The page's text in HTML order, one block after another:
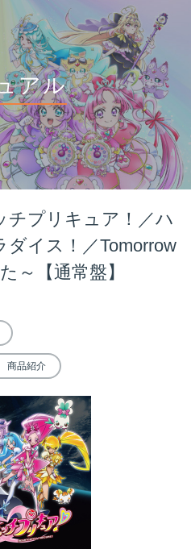
アル
チプリキュア！／ハ
イス！／Tomorrow
～【通常盤】
商品紹介